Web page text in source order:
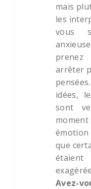
mais
les
vous
prenez
arrêter
idées,
sont
émotion
que
Avez-